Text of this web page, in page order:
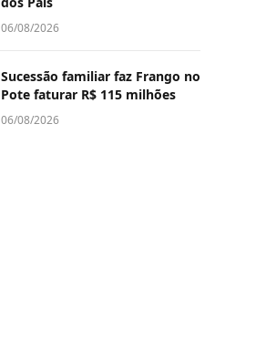
06/08/2026
Sucessão familiar faz Frango no
Pote faturar R$ 115 milhões
06/08/2026